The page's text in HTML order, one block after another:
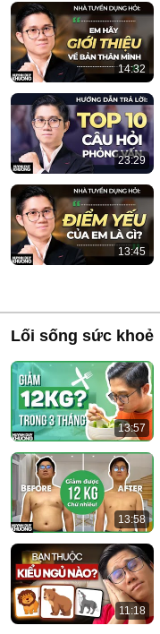
14:32
23:29
13:45
Lối sống sức khoẻ
13:57
13:58
11:18